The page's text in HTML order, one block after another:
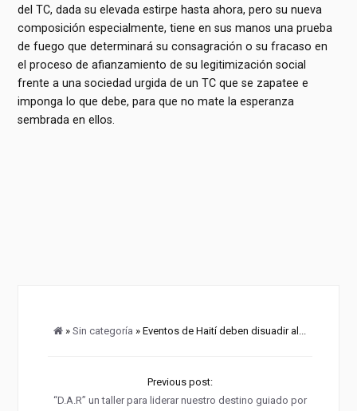
del TC, dada su elevada estirpe hasta ahora, pero su nueva
composición especialmente, tiene en sus manos una prueba
de fuego que determinará su consagración o su fracaso en
el proceso de afianzamiento de su legitimización social
frente a una sociedad urgida de un TC que se zapatee e
imponga lo que debe, para que no mate la esperanza
sembrada en ellos.
»Sin categoría » Eventos de Haití deben disuadir al...
Previous post:
“D.A.R” un taller para liderar nuestro destino guiado por